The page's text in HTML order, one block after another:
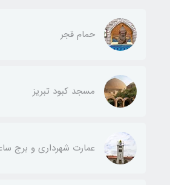
حمام قجر
مسجد کبود تبریز
عمارت شهرداری و برج